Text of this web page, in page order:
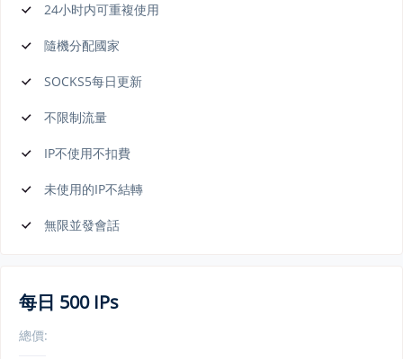
24小时内可重複使用
隨機分配國家
SOCKS5每日更新
不限制流量
IP不使用不扣費
未使用的IP不結轉
無限並發會話
每日 500 IPs
總價: